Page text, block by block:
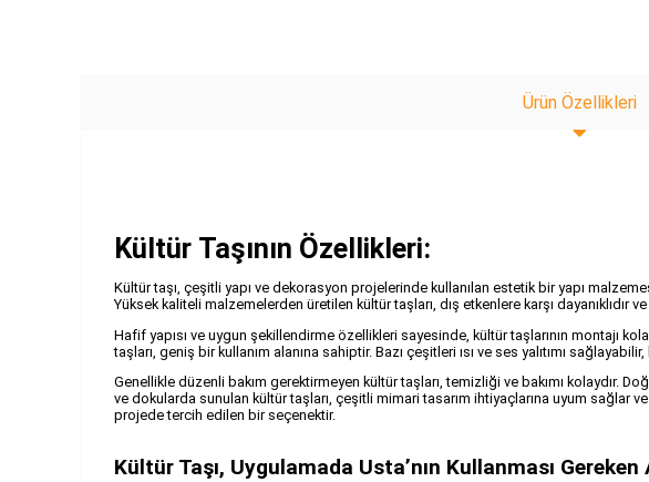
Ürün Özellikleri
Kültür Taşının Özellikleri:
Kültür taşı, çeşitli yapı ve dekorasyon projelerinde kullanılan estetik bir yapı
Yüksek kaliteli malzemelerden üretilen kültür taşları, dış etkenlere karşı dayanıklıdır
Hafif yapısı ve uygun şekillendirme özellikleri sayesinde, kültür taşlarının montajı
taşları, geniş bir kullanım alanına sahiptir. Bazı çeşitleri ısı ve ses yalıtımı
Genellikle düzenli bakım gerektirmeyen kültür taşları, temizliği ve bakımı kolaydır.
ve dokularda sunulan kültür taşları, çeşitli mimari tasarım ihtiyaçlarına uyum sağlar
projede tercih edilen bir seçenektir.
Kültür Taşı, Uygulamada Usta’nın Kullanması Gereken